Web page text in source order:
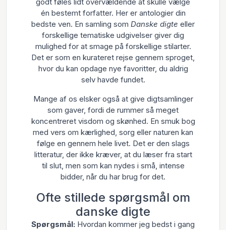
én bestemt forfatter. Her er antologier din
bedste ven. En samling som Danske digte eller
forskellige tematiske udgivelser giver dig
mulighed for at smage på forskellige stilarter.
Det er som en kurateret rejse gennem sproget,
hvor du kan opdage nye favoritter, du aldrig
selv havde fundet.
Mange af os elsker også at give digtsamlinger
som gaver, fordi de rummer så meget
koncentreret visdom og skønhed. En smuk bog
med vers om kærlighed, sorg eller naturen kan
følge en gennem hele livet. Det er den slags
litteratur, der ikke kræver, at du læser fra start
til slut, men som kan nydes i små, intense
bidder, når du har brug for det.
Ofte stillede spørgsmål om
danske digte
Spørgsmål: Hvordan kommer jeg bedst i gang